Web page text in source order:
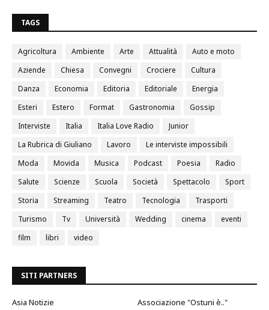
TAGS
Agricoltura Ambiente Arte Attualità
Auto e moto
Aziende
Chiesa Convegni Crociere
Cultura
Danza
Economia Editoria Editoriale
Energia
Esteri
Estero Format Gastronomia
Gossip
Interviste
Italia Italia Love Radio
Junior
La Rubrica di Giuliano
Lavoro
Le interviste impossibili
Moda
Movida Musica Podcast Poesia
Radio
Salute
Scienze Scuola Società Spettacolo
Sport
Storia
Streaming Teatro Tecnologia
Trasporti
Turismo
Tv Università Wedding cinema
eventi
film
libri video
SITI PARTNERS
Asia Notizie
Associazione "Ostuni è.."